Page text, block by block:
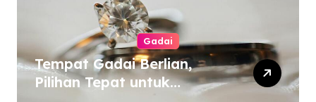
Gadai
Tempat Gadai Berlian,
Pilihan Tepat untuk